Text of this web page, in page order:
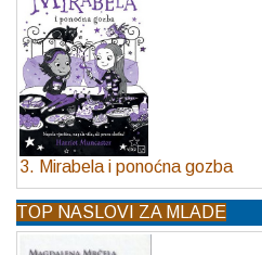
3. Mirabela i ponoćna gozba
TOP NASLOVI ZA MLADE